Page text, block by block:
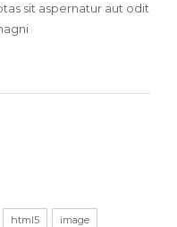
sit aspernatur aut odit
html5 image